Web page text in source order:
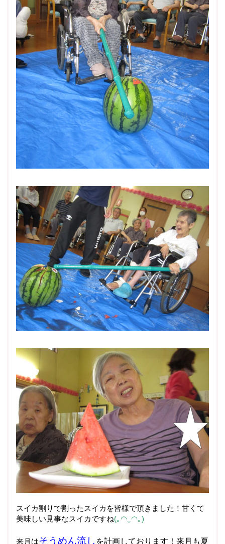
スイカ割りで割ったスイカを皆様で頂きました！甘くて
美味しい見事なスイカですね(｡◠‿​◠｡)
来月はそうめん流し を計画しております！来月も夏